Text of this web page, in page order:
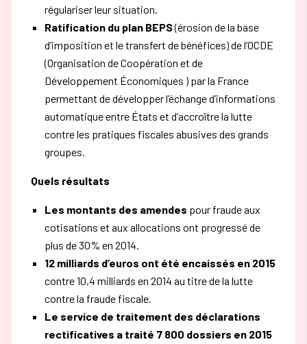
régulariser leur situation.
Ratification du plan BEPS(érosion de la base
d’imposition et le transfert de bénéfices) de l’OCDE
(Organisation de Coopération et de
Développement Économiques ) par la France
permettant de développer l’échange d’informations
automatique entre États et d’accroître la lutte
contre les pratiques fiscales abusives des grands
groupes.
Quels résultats
Les montants des amendes pour fraude aux
cotisations et aux allocations ont progressé de
plus de 30% en 2014.
12 milliards d’euros ont été encaissés en 2015
contre 10,4 milliards en 2014 au titre de la lutte
contre la fraude fiscale.
Le service de traitement des déclarations
rectificatives a traité 7 800 dossiers en 2015